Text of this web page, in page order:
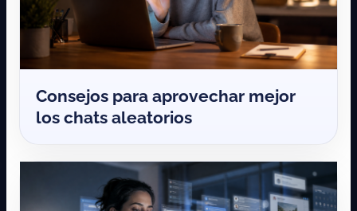
Consejos para aprovechar mejor
los chats aleatorios